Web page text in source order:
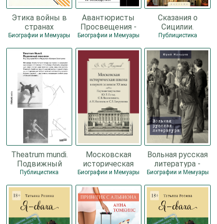
Этика войны в
странах
православной
Боянич
Биографии и Мемуары
Авантюристы
Просвещения -
Александр
Биографии и Мемуары
Сказания о
Сицилии.
Подвижники,
путешественники
- Михаил
Григорьевич
Публицистика
Theatrum mundi.
Подвижный
лексикон -
Публицистика
Московская
историческая
школа в первой
века. Научное
творчество Ю.
Биографии и Мемуары
Вольная русская
литература -
Юрий
Биографии и Мемуары